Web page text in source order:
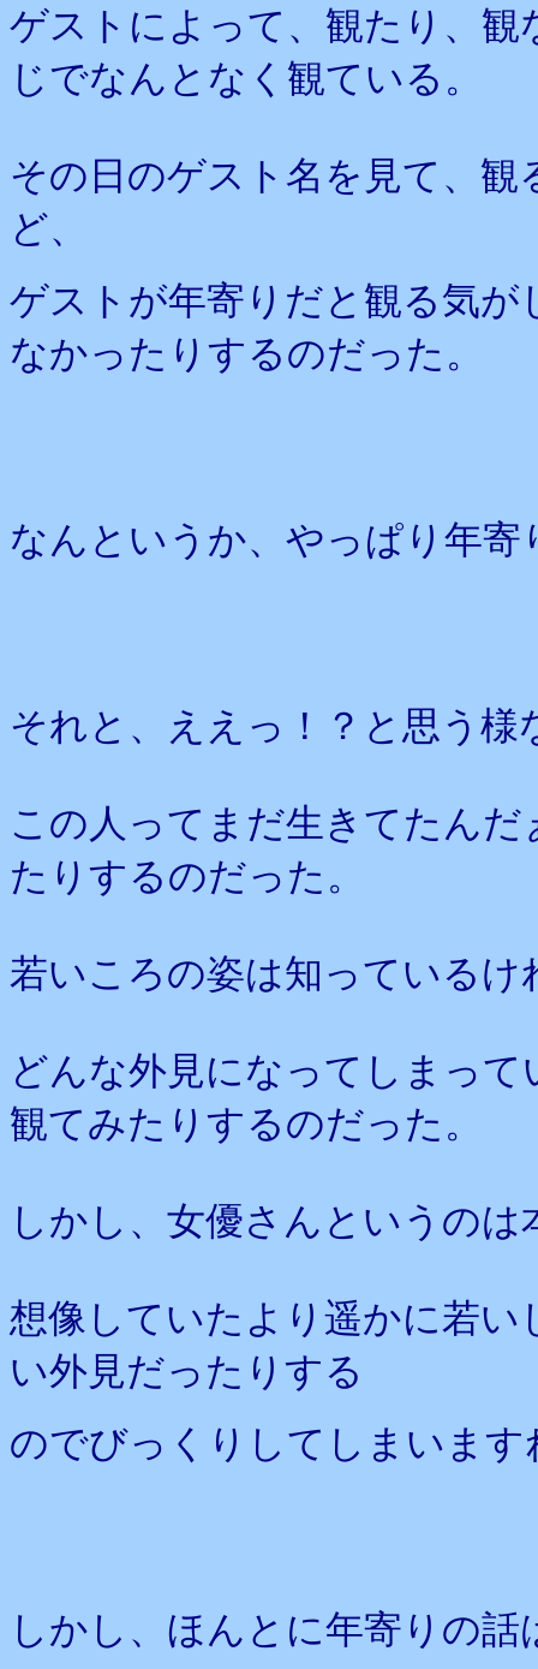
ゲストによって、観たり、
じでなんとなく観ている。
その日のゲスト名を見て、
ど、
ゲストが年寄りだと観る気
なかったりするのだった。
なんというか、やっぱり年
それと、ええっ！？と思う様
この人ってまだ生きてたん
たりするのだった。
若いころの姿は知っている
どんな外見になってしまっ
観てみたりするのだった。
しかし、女優さんというの
想像していたより遥かに若
い外見だったりする
のでびっくりしてしまいます
しかし、ほんとに年寄りの